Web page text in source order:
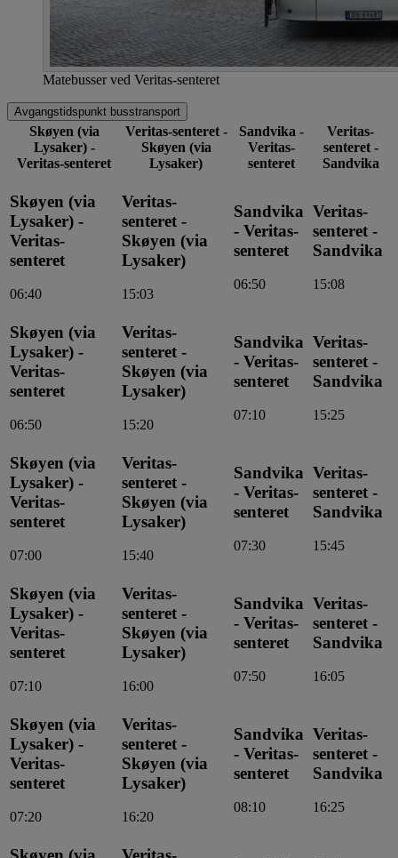
Matebusser ved Veritas-senteret
Avgangstidspunkt busstransport
Skøyen (via
Lysaker) -
Veritas-senteret
Veritas-senteret -
Skøyen (via
Lysaker)
Sandvika -
Veritas-
senteret
Veritas-
senteret -
Sandvika
Skøyen (via
Lysaker) -
Veritas-
senteret
06:40
Veritas-
senteret -
Skøyen (via
Lysaker)
15:03
Sandvika
- Veritas-
senteret
06:50
Veritas-
senteret -
Sandvika
15:08
Skøyen (via
Lysaker) -
Veritas-
senteret
06:50
Veritas-
senteret -
Skøyen (via
Lysaker)
15:20
Sandvika
- Veritas-
senteret
07:10
Veritas-
senteret -
Sandvika
15:25
Skøyen (via
Lysaker) -
Veritas-
senteret
07:00
Veritas-
senteret -
Skøyen (via
Lysaker)
15:40
Sandvika
- Veritas-
senteret
07:30
Veritas-
senteret -
Sandvika
15:45
Skøyen (via
Lysaker) -
Veritas-
senteret
07:10
Veritas-
senteret -
Skøyen (via
Lysaker)
16:00
Sandvika
- Veritas-
senteret
07:50
Veritas-
senteret -
Sandvika
16:05
Skøyen (via
Lysaker) -
Veritas-
senteret
07:20
Veritas-
senteret -
Skøyen (via
Lysaker)
16:20
Sandvika
- Veritas-
senteret
08:10
Veritas-
senteret -
Sandvika
16:25